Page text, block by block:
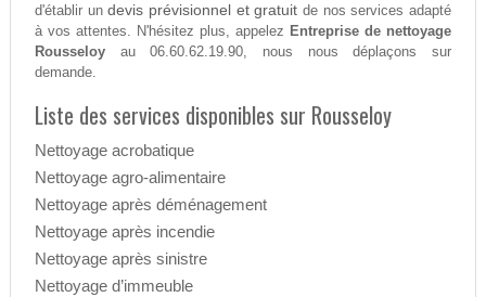
d'établir undevis prévisionnel et gratuit de nos services adapté
à vos attentes. N'hésitez plus, appelez Entreprise de nettoyage
Rousseloyau 06.60.62.19.90, nous nous déplaçons sur
demande.
Liste des services disponibles sur Rousseloy
Nettoyage acrobatique
Nettoyage agro-alimentaire
Nettoyage après déménagement
Nettoyage après incendie
Nettoyage après sinistre
Nettoyage d’immeuble